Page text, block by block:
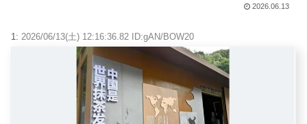
2026.06.13
1: 2026/06/13(土) 12:16:36.82 ID:gAN/BOW20